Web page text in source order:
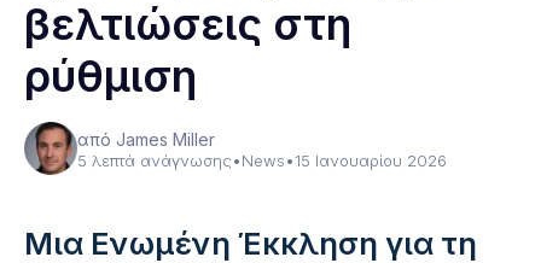
βελτιώσεις στη
ρύθμιση
από James Miller
5 λεπτά ανάγνωσης•News•15 Ιανουαρίου 2026
Μια Ενωμένη Έκκληση για τη